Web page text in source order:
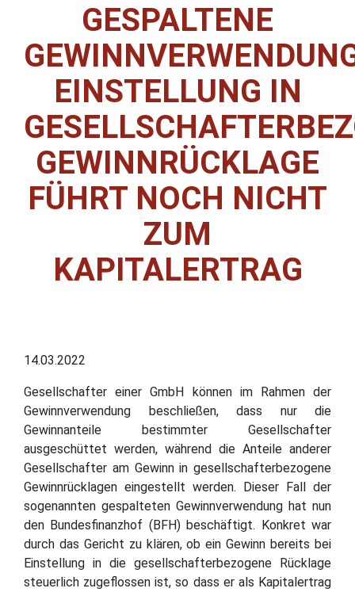
GESPALTENE
EINSTELLUNG IN
GEWINNRÜCKLAGE
FÜHRT NOCH NICHT
ZUM
KAPITALERTRAG
14.03.2022
Gesellschafter einer GmbH können im Rahmen der
Gewinnverwendung beschließen, dass nur die
Gewinnanteile bestimmter Gesellschafter
ausgeschüttet werden, während die Anteile anderer
Gesellschafter am Gewinn in gesellschafterbezogene
Gewinnrücklagen eingestellt werden. Dieser Fall der
sogenannten gespalteten Gewinnverwendung hat nun
den Bundesfinanzhof (BFH) beschäftigt. Konkret war
durch das Gericht zu klären, ob ein Gewinn bereits bei
Einstellung in die gesellschafterbezogene Rücklage
steuerlich zugeflossen ist, so dass er als Kapitalertrag